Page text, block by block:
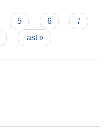
5 6
7
last »